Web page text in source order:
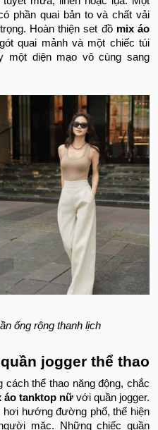
phần quai bản to và chất vải
Hoàn thiện set đồ mix áo
quai mảnh và một chiếc túi
một diện mạo vô cùng sang
ống rộng thanh lịch
jogger thể thao
cách thể thao năng động, chắc
áo tanktop nữvới quần jogger.
hướng đường phố, thể hiện
mặc. Những chiếc quần